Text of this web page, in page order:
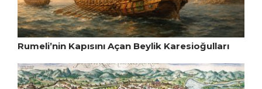
Rumeli’nin Kapısını Açan Beylik Karesioğulları